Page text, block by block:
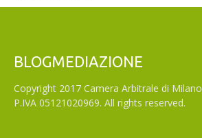
BLOGMEDIAZIONE
Copyright 2017 Camera Arbitrale di Milano
P.IVA 05121020969. All rights reserved.